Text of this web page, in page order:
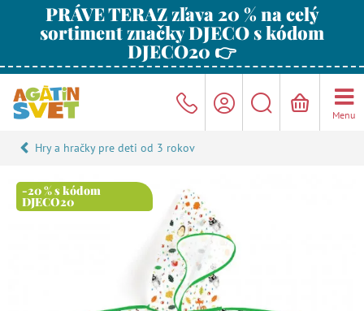
PRÁVE TERAZ zľava 20 % na celý
sortiment značky DJECO s kódom
DJECO20 👉
Menu
Hry a hračky pre deti od 3 rokov
-20 % s kódom
DJECO20